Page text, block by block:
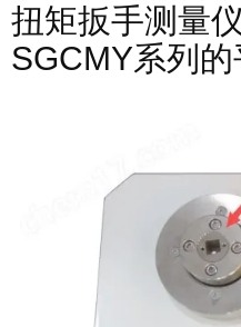
扭矩扳手测量
SGCMY系列